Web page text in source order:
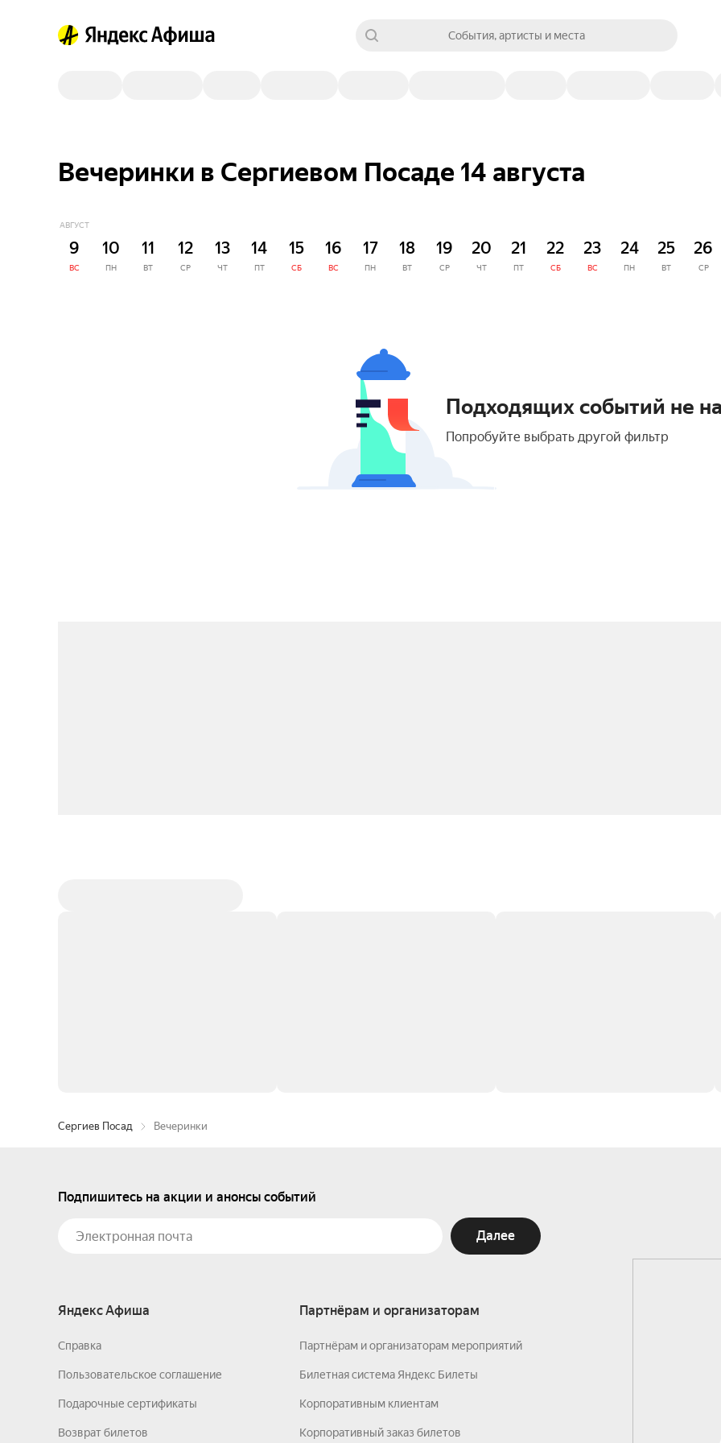
События, артисты и места
Вечеринки в Сергиевом Посаде 14 августа
АВГУСТ
9
ВС
10
ПН
11
ВТ
12
СР
13
ЧТ
14
ПТ
15
СБ
16
ВС
17
ПН
18
ВТ
19
СР
20
ЧТ
21
ПТ
22
СБ
23
ВС
24
ПН
25
ВТ
26
СР
Подходящих событий не
Попробуйте выбрать другой фильтр
Сергиев Посад Вечеринки
Подпишитесь на акции и анонсы событий
Далее
Яндекс Афиша
Справка
Пользовательское соглашение
Подарочные сертификаты
Возврат билетов
Партнёрам и организаторам
Партнёрам и организаторам мероприятий
Билетная система Яндекс Билеты
Корпоративным клиентам
Корпоративный заказ билетов